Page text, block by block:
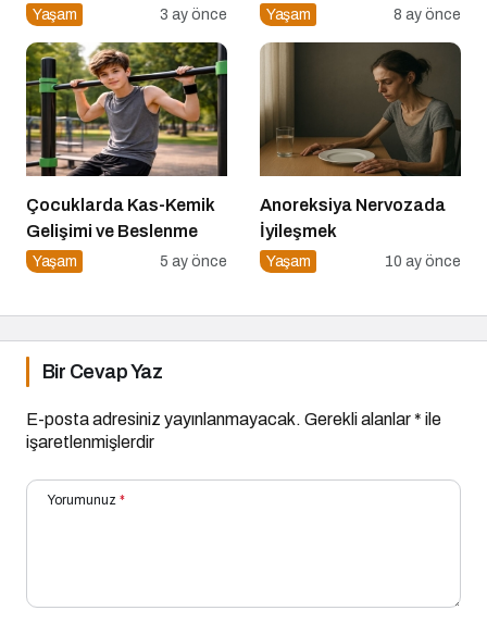
Anlaşılır?
Yaşam 3 ay önce Yaşam 8 ay önce
Çocuklarda Kas-Kemik
Gelişimi ve Beslenme
Yaşam 5 ay önce
Anoreksiya Nervozada
İyileşmek
Yaşam 10 ay önce
Bir Cevap Yaz
E-posta adresiniz yayınlanmayacak. Gerekli alanlar* ile
işaretlenmişlerdir
Yorumunuz *